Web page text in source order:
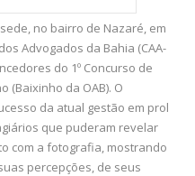
no bairro de Nazaré, em
Advogados da Bahia (CAA-
do 1º Concurso de
(Baixinho da OAB). O
da atual gestão em prol
que puderam revelar
com a fotografia, mostrando
percepções, de seus